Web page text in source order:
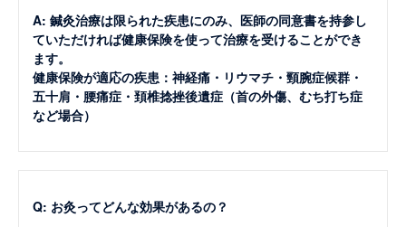
A: 鍼灸治療は限られた疾患にのみ、医師の同意書を持参し
ていただければ健康保険を使って治療を受けることができ
ます。
健康保険が適応の疾患：神経痛・リウマチ・頸腕症候群・
五十肩・腰痛症・頚椎捻挫後遺症（首の外傷、むち打ち症
など場合）
Q: お灸ってどんな効果があるの？